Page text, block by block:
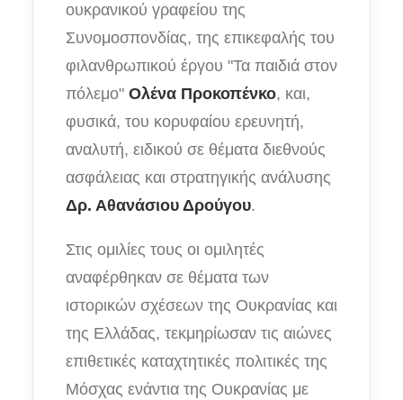
ουκρανικού γραφείου της
Συνομοσπονδίας, της επικεφαλής του
φιλανθρωπικού έργου "Τα παιδιά στον
πόλεμο" Ολένα Προκοπένκο, και,
φυσικά, του κορυφαίου ερευνητή,
αναλυτή, ειδικού σε θέματα διεθνούς
ασφάλειας και στρατηγικής ανάλυσης
Δρ. Αθανάσιου Δρούγου.
Στις ομιλίες τους οι ομιλητές
αναφέρθηκαν σε θέματα των
ιστορικών σχέσεων της Ουκρανίας και
της Ελλάδας, τεκμηρίωσαν τις αιώνες
επιθετικές καταχτητικές πολιτικές της
Μόσχας ενάντια της Ουκρανίας με